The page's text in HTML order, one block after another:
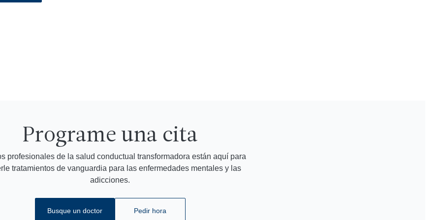
Programe una cita
profesionales de la salud conductual transformadora están aquí para
tratamientos de vanguardia para las enfermedades mentales y las
adicciones.
Busque un doctor Pedir hora